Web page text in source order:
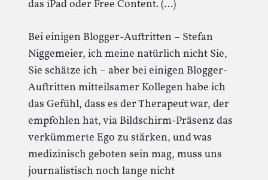
das iPad oder Free Content. (…)
Bei einigen Blogger-Auftritten – Stefan
Niggemeier, ich meine natürlich nicht Sie,
Sie schätze ich – aber bei einigen Blogger-
Auftritten mitteilsamer Kollegen habe ich
das Gefühl, dass es der Therapeut war, der
empfohlen hat, via Bildschirm-Präsenz das
verkümmerte Ego zu stärken, und was
medizinisch geboten sein mag, muss uns
journalistisch noch lange nicht